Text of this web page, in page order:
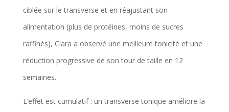
ciblée sur le transverse et en réajustant son
alimentation (plus de protéines, moins de sucres
raffinés), Clara a observé une meilleure tonicité et une
réduction progressive de son tour de taille en 12
semaines.
L’effet est cumulatif : un transverse tonique améliore la